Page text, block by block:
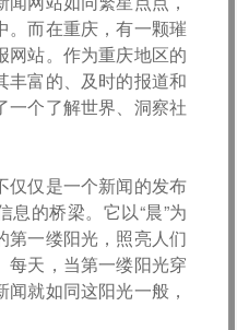
。而在重庆，有一颗璀
网站。作为重庆地区的
丰富的、及时的报道和
一个了解世界、洞察社
仅仅是一个新闻的发布
的桥梁。它以“晨”为
第一缕阳光，照亮人们
每天，当第一缕阳光穿
就如同这阳光一般，